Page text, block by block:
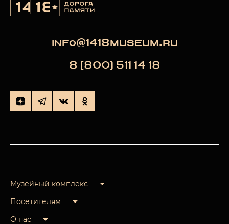
info@1418museum.ru
8 (800) 511 14 18
Музейный комплекс
Посетителям
О нас